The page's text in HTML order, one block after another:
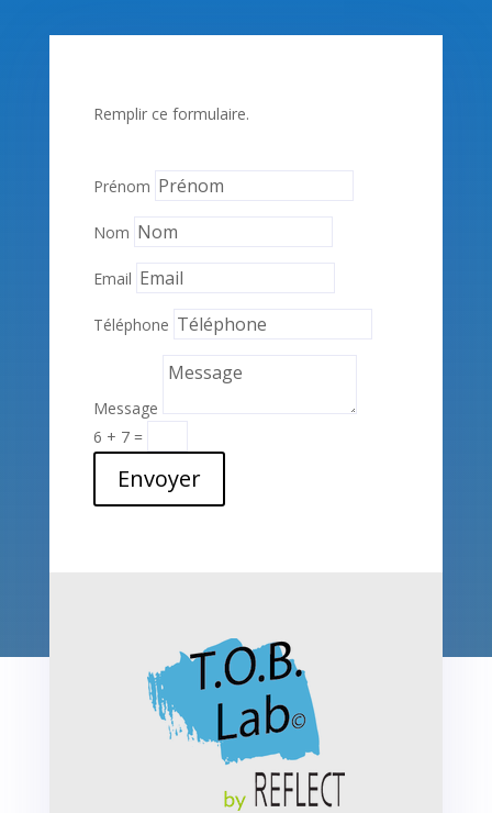
Remplir ce formulaire.
Prénom
Nom
Email
Téléphone
Message
6 + 7=
Envoyer